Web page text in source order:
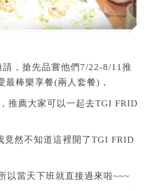
請，搶先品嘗他們7/22-8/11推
棒樂享餐(兩人套餐)，
推薦大家可以一起去TGI FRID
竟然不知道這裡開了TGI FRID
以當天下班就直接過來啦~~~